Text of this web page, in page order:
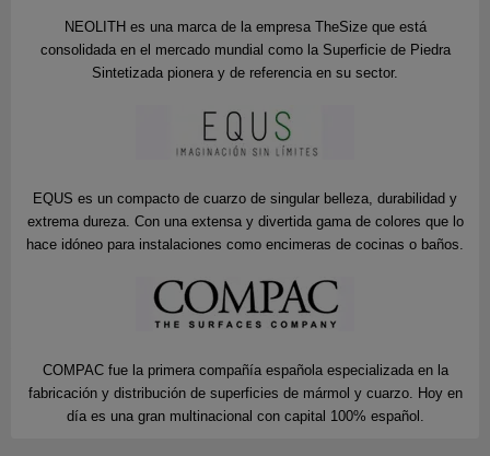
NEOLITH es una marca de la empresa TheSize que está
consolidada en el mercado mundial como la Superficie de Piedra
Sintetizada pionera y de referencia en su sector.
EQUS es un compacto de cuarzo de singular belleza, durabilidad y
extrema dureza. Con una extensa y divertida gama de colores que lo
hace idóneo para instalaciones como encimeras de cocinas o baños.
COMPAC fue la primera compañía española especializada en la
fabricación y distribución de superficies de mármol y cuarzo. Hoy en
día es una gran multinacional con capital 100% español.